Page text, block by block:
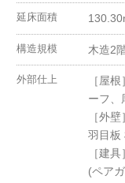
延床面積
構造規模 木造2
外部仕上
［屋
ーフ、
［外
羽目板
［建
(ペア